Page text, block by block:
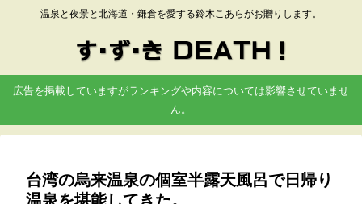
温泉と夜景と北海道・鎌倉を愛する鈴木こあらがお贈りします。
広告を掲載していますがランキングや内容については影響させていませ
ん。
台湾の烏来温泉の個室半露天風呂で日帰り
温泉を堪能してきた。